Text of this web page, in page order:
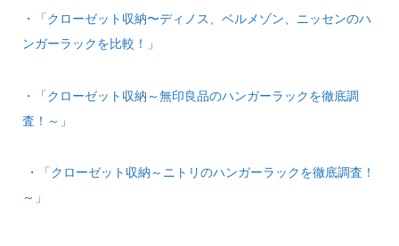
・
「クローゼット収納〜ディノス、ベルメゾン、ニッセンのハ
ンガーラックを比較！」
・
「クローゼット収納～無印良品のハンガーラックを徹底調
査！～ 」
・
「クローゼット収納～ニトリのハンガーラックを徹底調査！
～」